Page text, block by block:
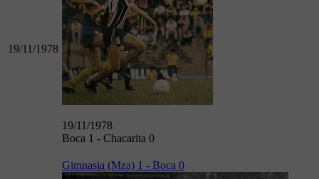
19/11/1978
19/11/1978
Boca 1 - Chacarita 0
Gimnasia (Mza) 1 - Boca 0